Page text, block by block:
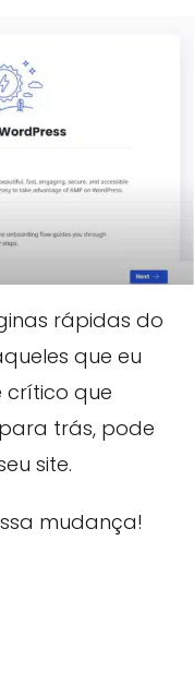
rápidas do
que eu
crítico que
trás, pode
site.
mudança!